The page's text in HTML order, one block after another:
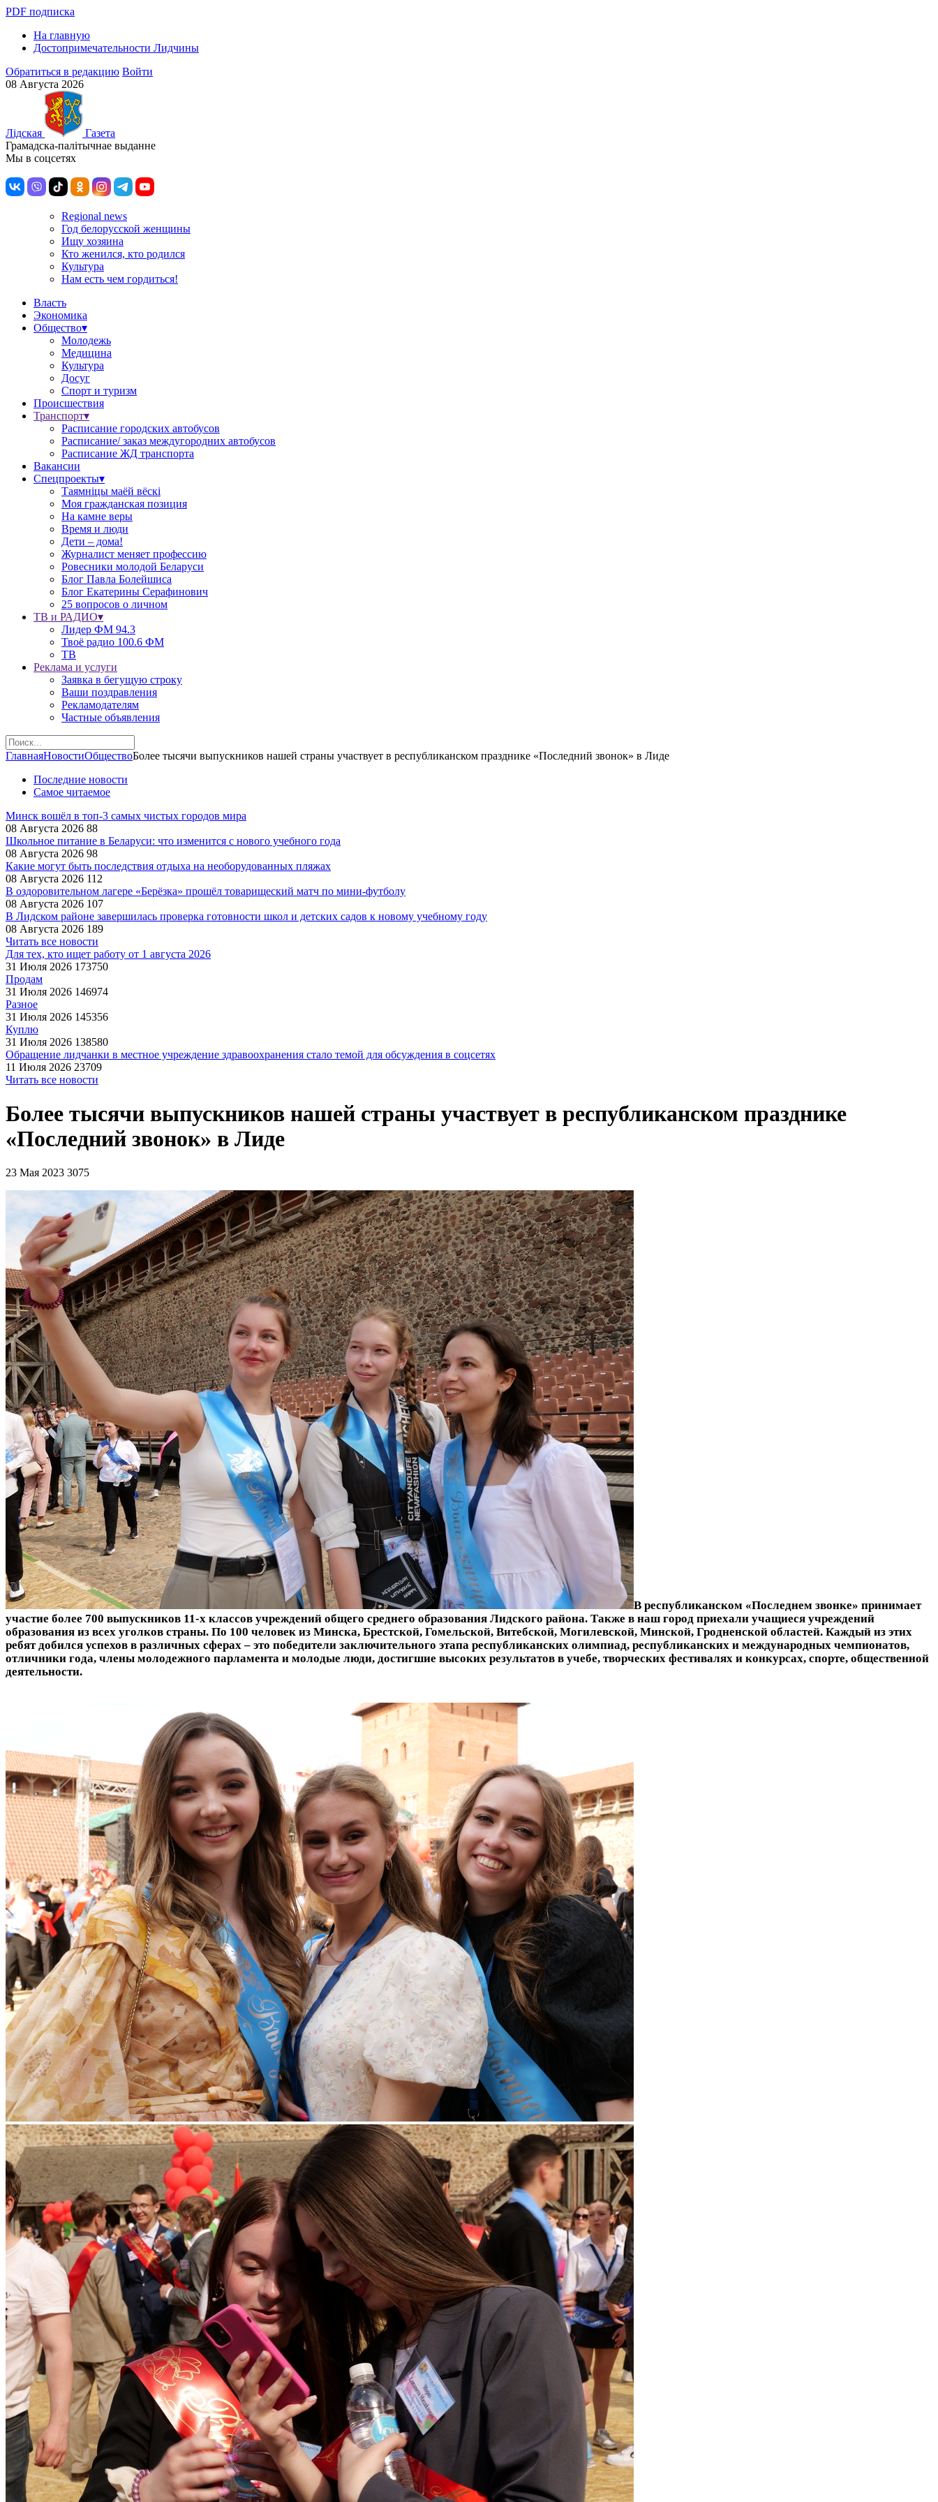
PDF подписка
На главную
Достопримечательности Лидчины
Обратиться в редакцию Войти
08 Августа 2026
Лiдская
Газета
Грамадска-палiтычнае выданне
Мы в соцсетях
Regional news
Год белорусской женщины
Ищу хозяина
Кто женился, кто родился
Культура
Нам есть чем гордиться!
Власть
Экономика
Общество▾
Молодежь
Медицина
Культура
Досуг
Спорт и туризм
Происшествия
Транспорт▾
Расписание городских автобусов
Расписание/ заказ междугородних автобусов
Расписание ЖД транспорта
Вакансии
Спецпроекты▾
Таямніцы маёй вёскі
Моя гражданская позиция
На камне веры
Время и люди
Дети – дома!
Журналист меняет профессию
Ровесники молодой Беларуси
Блог Павла Болейшиса
Блог Екатерины Серафинович
25 вопросов о личном
ТВ и РАДИО▾
Лидер ФМ 94.3
Твоё радио 100.6 ФМ
ТВ
Реклама и услуги
Заявка в бегущую строку
Ваши поздравления
Рекламодателям
Частные объявления
ГлавнаяНовостиОбществоБолее тысячи выпускников нашей страны участвует в республиканском празднике «Последний звонок» в Лиде
Последние новости
Самое читаемое
Минск вошёл в топ-3 самых чистых городов мира
08 Августа 2026 88
Школьное питание в Беларуси: что изменится с нового учебного года
08 Августа 2026 98
Какие могут быть последствия отдыха на необорудованных пляжах
08 Августа 2026 112
В оздоровительном лагере «Берёзка» прошёл товарищеский матч по мини-футболу
08 Августа 2026 107
В Лидском районе завершилась проверка готовности школ и детских садов к новому учебному году
08 Августа 2026 189
Читать все новости
Для тех, кто ищет работу от 1 августа 2026
31 Июля 2026 173750
Продам
31 Июля 2026 146974
Разное
31 Июля 2026 145356
Куплю
31 Июля 2026 138580
Обращение лидчанки в местное учреждение здравоохранения стало темой для обсуждения в соцсетях
11 Июля 2026 23709
Читать все новости
Более тысячи выпускников нашей страны участвует в республиканском празднике
«Последний звонок» в Лиде
23 Мая 2023 3075
В республиканском «Последнем звонке» принимает
участие более 700 выпускников 11-х классов учреждений общего среднего образования Лидского района. Также в наш город приехали учащиеся учреждений
образования из всех уголков страны. По 100 человек из Минска, Брестской, Гомельской, Витебской, Могилевской, Минской, Гродненской областей. Каждый из этих
ребят добился успехов в различных сферах – это победители заключительного этапа республиканских олимпиад, республиканских и международных чемпионатов,
отличники года, члены молодежного парламента и молодые люди, достигшие высоких результатов в учебе, творческих фестивалях и конкурсах, спорте, общественной
деятельности.